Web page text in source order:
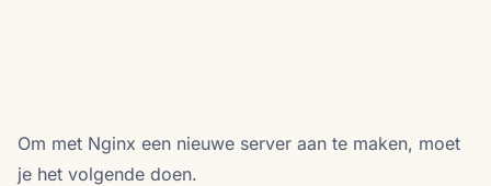
Om met Nginx een nieuwe server aan te maken, moet
je het volgende doen.